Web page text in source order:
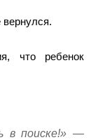
что ребенок
в поиске!» —